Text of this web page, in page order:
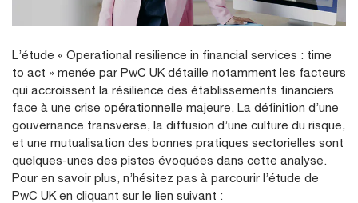
L’étude « Operational resilience in financial services : time
to act » menée par PwC UK détaille notamment les facteurs
qui accroissent la résilience des établissements financiers
face à une crise opérationnelle majeure. La définition d’une
gouvernance transverse, la diffusion d’une culture du risque,
et une mutualisation des bonnes pratiques sectorielles sont
quelques-unes des pistes évoquées dans cette analyse.
Pour en savoir plus, n’hésitez pas à parcourir l’étude de
PwC UK en cliquant sur le lien suivant :